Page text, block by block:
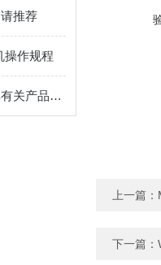
推荐
操作规程
GB/T15788土工布及其有关产品宽条拉伸试验步骤
上一篇：
下一篇：